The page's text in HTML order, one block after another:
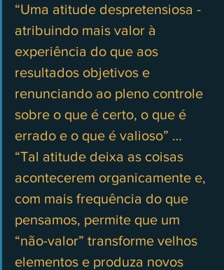
“Uma atitude despretensiosa -
atribuindo mais valor à
experiência do que aos
resultados objetivos e
renunciando ao pleno controle
sobre o que é certo, o que é
errado e o que é valioso” …
“Tal atitude deixa as coisas
acontecerem organicamente e,
com mais frequência do que
pensamos, permite que um
“não-valor” transforme velhos
elementos e produza novos